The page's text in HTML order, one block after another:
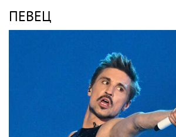
ПЕВЕЦ